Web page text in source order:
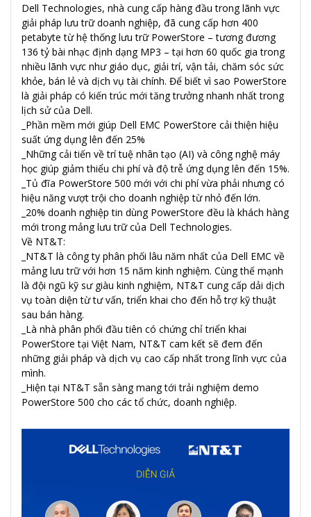
Dell Technologies, nhà cung cấp hàng đầu trong lãnh vực
giải pháp lưu trữ doanh nghiệp, đã cung cấp hơn 400
petabyte từ hệ thống lưu trữ PowerStore – tương đương
136 tỷ bài nhạc định dạng MP3 – tại hơn 60 quốc gia trong
nhiều lãnh vực như giáo dục, giải trí, vận tải, chăm sóc sức
khỏe, bán lẻ và dịch vụ tài chính. Để biết vì sao PowerStore
là giải pháp có kiến trúc mới tăng trưởng nhanh nhất trong
lịch sử của Dell.
_Phần mềm mới giúp Dell EMC PowerStore cải thiện hiệu
suất ứng dụng lên đến 25%
_Những cải tiến về trí tuệ nhân tạo (AI) và công nghệ máy
học giúp giảm thiểu chi phí và độ trễ ứng dụng lên đến 15%.
_Tủ đĩa PowerStore 500 mới với chi phí vừa phải nhưng có
hiệu năng vượt trội cho doanh nghiệp từ nhỏ đến lớn.
_20% doanh nghiệp tin dùng PowerStore đều là khách hàng
mới trong mảng lưu trữ của Dell Technologies.
Về NT&T:
_NT&T là công ty phân phối lâu năm nhất của Dell EMC về
mảng lưu trữ với hơn 15 năm kinh nghiệm. Cùng thế mạnh
là đội ngũ kỹ sư giàu kinh nghiệm, NT&T cung cấp dải dịch
vụ toàn diện từ tư vấn, triển khai cho đến hỗ trợ kỹ thuật
sau bán hàng.
_Là nhà phân phối đầu tiên có chứng chỉ triển khai
PowerStore tại Việt Nam, NT&T cam kết sẽ đem đến
những giải pháp và dịch vụ cao cấp nhất trong lĩnh vực của
mình.
_Hiện tại NT&T sẵn sàng mang tới trải nghiệm demo
PowerStore 500 cho các tổ chức, doanh nghiệp.